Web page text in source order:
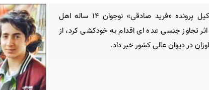
سرویس کردستان- وکیل پرونده «فرید صادقی» نوجوان ۱۴ ساله اهل
تجاوز جنسی عده ای اقدام به خودکشی کرد، از
در دیوان عالی کشور خبر داد.